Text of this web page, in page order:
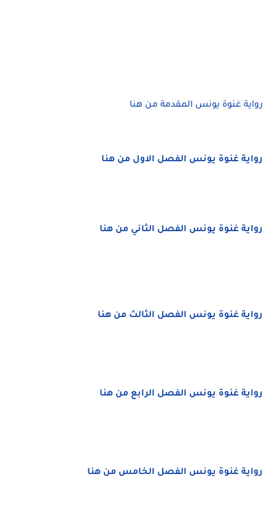
رواية غنوة يونس المقدمة من هنا
رواية غنوة يونس الفصل الاول من هنا
رواية غنوة يونس الفصل الثاني من هنا
رواية غنوة يونس الفصل الثالث من هنا
رواية غنوة يونس الفصل الرابع من هنا
رواية غنوة يونس الفصل الخامس من هنا